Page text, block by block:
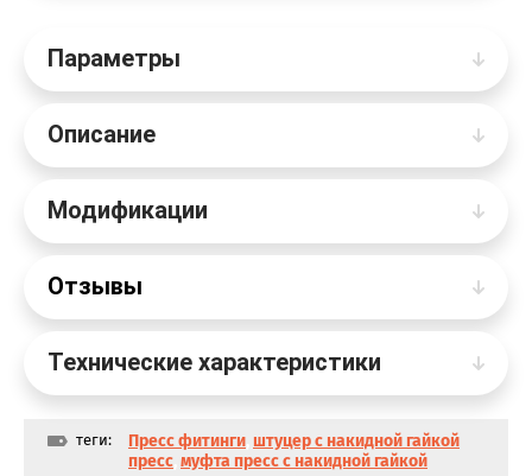
Параметры
Описание
Модификации
Отзывы
Технические характеристики
теги: Пресс фитинги штуцер с накидной гайкой
пресс муфта пресс с накидной гайкой